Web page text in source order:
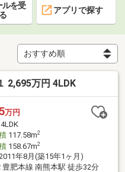
ルを受
アプリで探す
2,695万円 4LDK
万円
4LDK
117.58m2
158.67m2
2011年8月(築15年1ヶ月)
豊肥本線 南熊本駅 徒歩32分